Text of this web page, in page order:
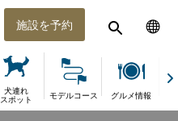
施設を予約
犬連れ
スポット
モデルコース グルメ情報